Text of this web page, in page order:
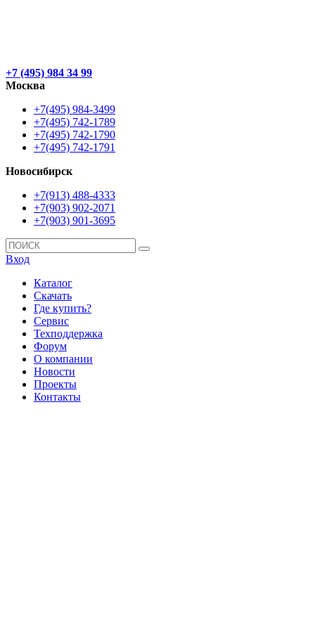
+7 (495) 984 34 99
Москва
+7(495) 984-3499
+7(495) 742-1789
+7(495) 742-1790
+7(495) 742-1791
Новосибирск
+7(913) 488-4333
+7(903) 902-2071
+7(903) 901-3695
Вход
Каталог
Скачать
Где купить?
Сервис
Техподдержка
Форум
О компании
Новости
Проекты
Контакты